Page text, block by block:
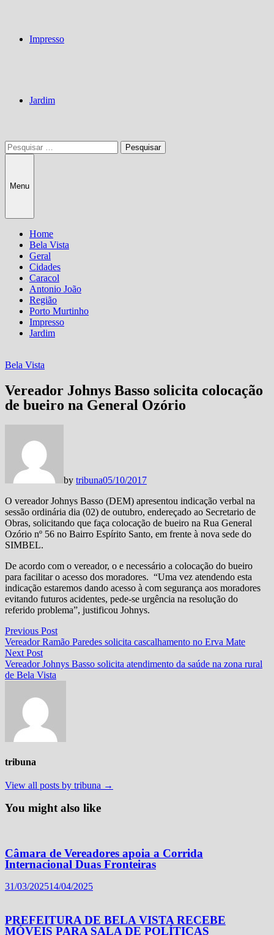
Impresso
Jardim
Pesquisar
por:
Menu
Home
Bela Vista
Geral
Cidades
Caracol
Antonio João
Região
Porto Murtinho
Impresso
Jardim
Bela Vista
Vereador Johnys Basso solicita colocação
de bueiro na General Ozório
by tribuna05/10/2017
O vereador Johnys Basso (DEM) apresentou indicação verbal na
sessão ordinária dia (02) de outubro, endereçado ao Secretario de
Obras, solicitando que faça colocação de bueiro na Rua General
Ozório nº 56 no Bairro Espírito Santo, em frente à nova sede do
SIMBEL.
De acordo com o vereador, o e necessário a colocação do bueiro
para facilitar o acesso dos moradores. “Uma vez atendendo esta
indicação estaremos dando acesso à com segurança aos moradores
evitando futuros acidentes, pede-se urgência na resolução do
referido problema”, justificou Johnys.
Navegação
de
Post
Previous PostPrevious
post:
Vereador Ramão Paredes solicita cascalhamento no Erva Mate
Next PostNext
post:
Vereador Johnys Basso solicita atendimento da saúde na zona rural
de Bela Vista
tribuna
View all posts by tribuna →
You might also like
Câmara de Vereadores apoia a Corrida
Internacional Duas Fronteiras
31/03/202514/04/2025
PREFEITURA DE BELA VISTA RECEBE
MÓVEIS PARA SALA DE POLÍTICAS